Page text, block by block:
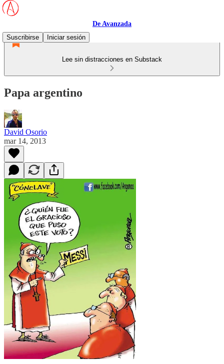
De Avanzada
Suscribirse
Iniciar sesión
Lee sin distracciones en Substack
Papa argentino
David Osorio
mar 14, 2013